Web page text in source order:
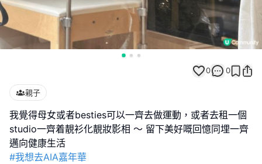
0 0
親子
我覺得母女或者besties可以一齊去做運動，或者去租一個
studio一齊着靚衫化靚妝影相 ～ 留下美好嘅回憶同埋一齊
#我想去AIA嘉年華